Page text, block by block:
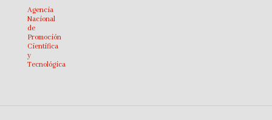
Agencia
Nacional
de
Promoción
Científica
y
Tecnológica